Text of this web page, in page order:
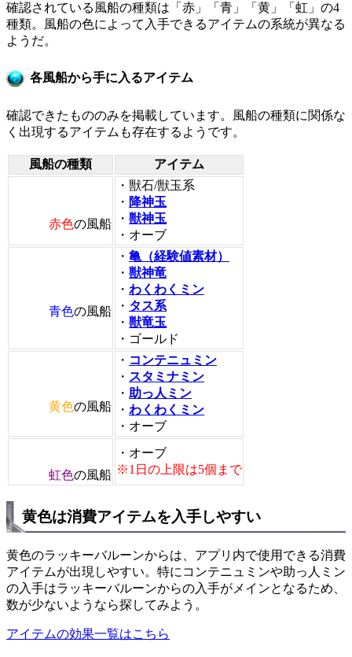
確認されている風船の種類は「赤」「青」「黄」「虹」の4
種類。風船の色によって入手できるアイテムの系統が異なる
ようだ。
各風船から手に入るアイテム
確認できたもののみを掲載しています。風船の種類に関係な
く出現するアイテムも存在するようです。
風船の種類 アイテム
赤色の風船
・獣石/獣玉系
・ 降神玉
・ 獣神玉
・オーブ
青色の風船
・ 亀（経験値素材）
・ 獣神竜
・ わくわくミン
・ タス系
・ 獣竜玉
・ゴールド
黄色の風船
・ コンテニュミン
・ スタミナミン
・ 助っ人ミン
・ わくわくミン
・オーブ
虹色の風船
・オーブ
※1日の上限は5個まで
黄色は消費アイテムを入手しやすい
黄色のラッキーバルーンからは、アプリ内で使用できる消費
アイテムが出現しやすい。特にコンテニュミンや助っ人ミン
の入手はラッキーバルーンからの入手がメインとなるため、
数が少ないようなら探してみよう。
アイテムの効果一覧はこちら